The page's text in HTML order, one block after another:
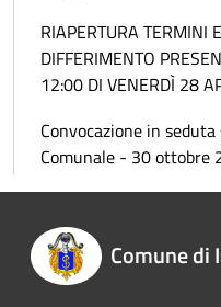
RIAPERTURA TERMINI
DIFFERIMENTO
12:00 DI VENERDÌ 28
Convocazione in
Comunale - 30 ottobre
Comune di